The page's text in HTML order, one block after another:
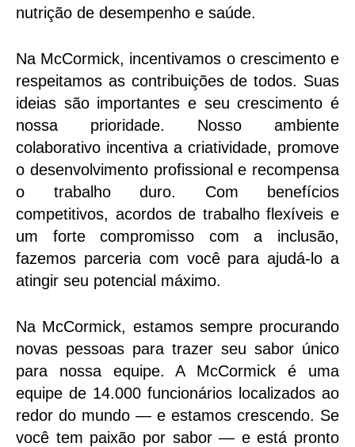
nutrição de desempenho e saúde.
Na McCormick, incentivamos o crescimento e
respeitamos as contribuições de todos. Suas
ideias são importantes e seu crescimento é
nossa prioridade. Nosso ambiente
colaborativo incentiva a criatividade, promove
o desenvolvimento profissional e recompensa
o trabalho duro. Com benefícios
competitivos, acordos de trabalho flexíveis e
um forte compromisso com a inclusão,
fazemos parceria com você para ajudá-lo a
atingir seu potencial máximo.
Na McCormick, estamos sempre procurando
novas pessoas para trazer seu sabor único
para nossa equipe. A McCormick é uma
equipe de 14.000 funcionários localizados ao
redor do mundo — e estamos crescendo. Se
você tem paixão por sabor — e está pronto